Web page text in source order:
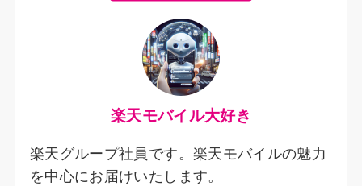
楽天モバイル大好き
楽天グループ社員です。楽天モバイルの魅力
を中心にお届けいたします。